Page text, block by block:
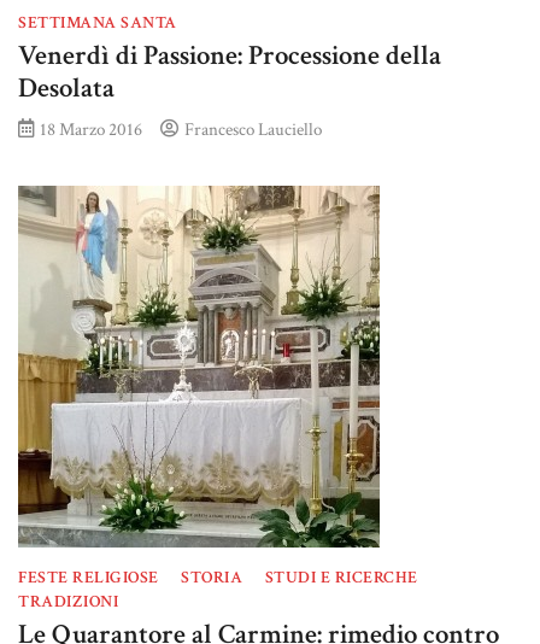
SETTIMANA SANTA
Venerdì di Passione: Processione della
Desolata
18 Marzo 2016 Francesco Lauciello
FESTE RELIGIOSE STORIA
STUDI E RICERCHE
TRADIZIONI
Le Quarantore al Carmine: rimedio contro